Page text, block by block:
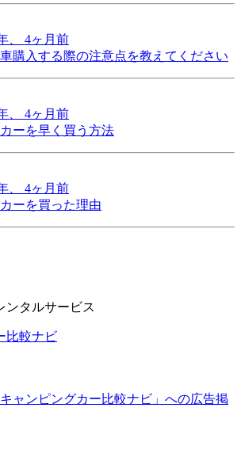
、 4ヶ月前
購入する際の注意点を教えてください
、 4ヶ月前
ーを早く買う方法
、 4ヶ月前
ーを買った理由
ンタルサービス
ャンピングカー比較ナビ」への広告掲